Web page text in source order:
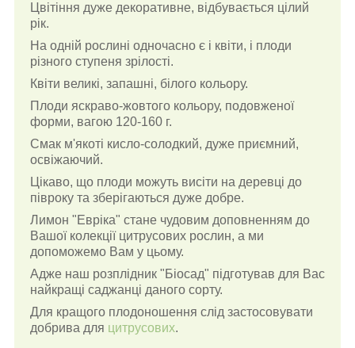
Цвітіння дуже декоративне, відбувається цілий
рік.
На одній рослині одночасно є і квіти, і плоди
різного ступеня зрілості.
Квіти великі, запашні, білого кольору.
Плоди яскраво-жовтого кольору, подовженої
форми, вагою 120-160 г.
Смак м'якоті кисло-солодкий, дуже приємний,
освіжаючий.
Цікаво, що плоди можуть висіти на деревці до
півроку та зберігаються дуже добре.
Лимон "Евріка" стане чудовим доповненням до
Вашої колекції цитрусових рослин, а ми
допоможемо Вам у цьому.
Адже наш розплідник "Біосад" підготував для Вас
найкращі саджанці даного сорту.
Для кращого плодоношення слід застосовувати
добрива для цитрусових.